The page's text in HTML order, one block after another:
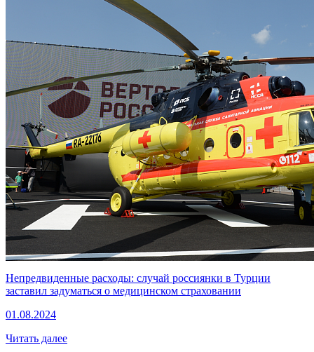
Непредвиденные расходы: случай россиянки в Турции
заставил задуматься о медицинском страховании
01.08.2024
Читать далее